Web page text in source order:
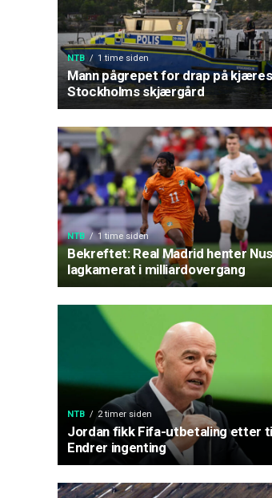
NTB 1 time siden
Mann pågrepet for drap på
Stockholms skjærgård
NTB 1 time siden
Bekreftet: Real Madrid henter
lagkamerat i milliardovergang
NTB 2 timer siden
Jordan fikk Fifa-utbetaling etter
Endrer ingenting